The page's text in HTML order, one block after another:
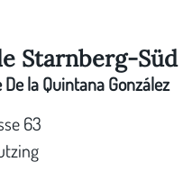
Starnberg-Süd
la Quintana González
63